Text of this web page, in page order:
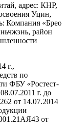
адрес: КНР,
Уцин,
Компания «Брео
район
г.,
по
ФБУ «Ростест-
г. до
от 14.07.2014
от